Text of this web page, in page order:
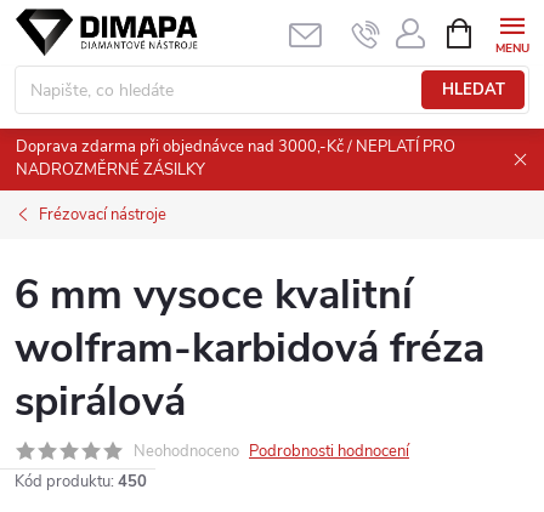
Přejít
obsah
HLEDAT
NÁKUPNÍ
KOŠÍK
Doprava zdarma při objednávce nad 3000,-Kč / NEPLATÍ PRO
NADROZMĚRNÉ ZÁSILKY
Frézovací nástroje
6 mm vysoce kvalitní
wolfram-karbidová fréza
spirálová
Neohodnoceno Podrobnosti hodnocení
Kód produktu: 450